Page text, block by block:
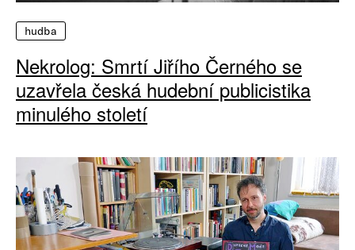
hudba
Nekrolog: Smrtí Jiřího Černého se
uzavřela česká hudební publicistika
minulého století